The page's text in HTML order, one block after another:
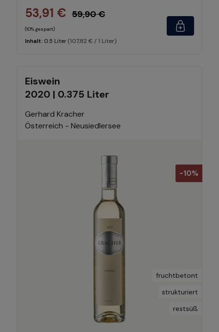
53,91 € 59,90 €
(10% gespart)
Inhalt: 0.5 Liter (107,82 € / 1 Liter)
Eiswein
2020 | 0.375 Liter
Gerhard Kracher
Österreich - Neusiedlersee
-10%
fruchtbetont
strukturiert
restsüß